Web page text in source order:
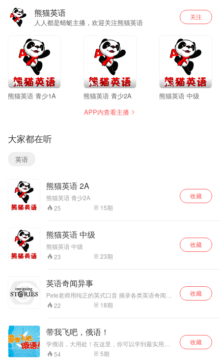
熊猫英语
人人都是蜻蜓主播，欢迎关注熊猫英语
关注
--
熊猫英语 青少1A
25
熊猫英语 青少2A
23
熊猫英语 中级
APP内查看主播
大家都在听
英语
熊猫英语 2A
熊猫英语 青少2A
25
15期
收藏
熊猫英语 中级
熊猫英语 中级
23
23期
收藏
英语奇闻异事
Pete老师用纯正的英式口音 摘录各类英语奇闻异
事 翻译、录制 帮你在拓宽视野的同时 锻炼自己
的听力 潜移默化纠正发音 喜欢就关注我吧！
22 18期
收藏
带我飞吧，俄语！
学俄语，大用处！在这里，你可以学到最实用的
俄语， 从此你Hold住各种场合、踏上学霸之路so
easy！换种姿势学俄语，越学越开心！快带我飞
54 5期
收藏